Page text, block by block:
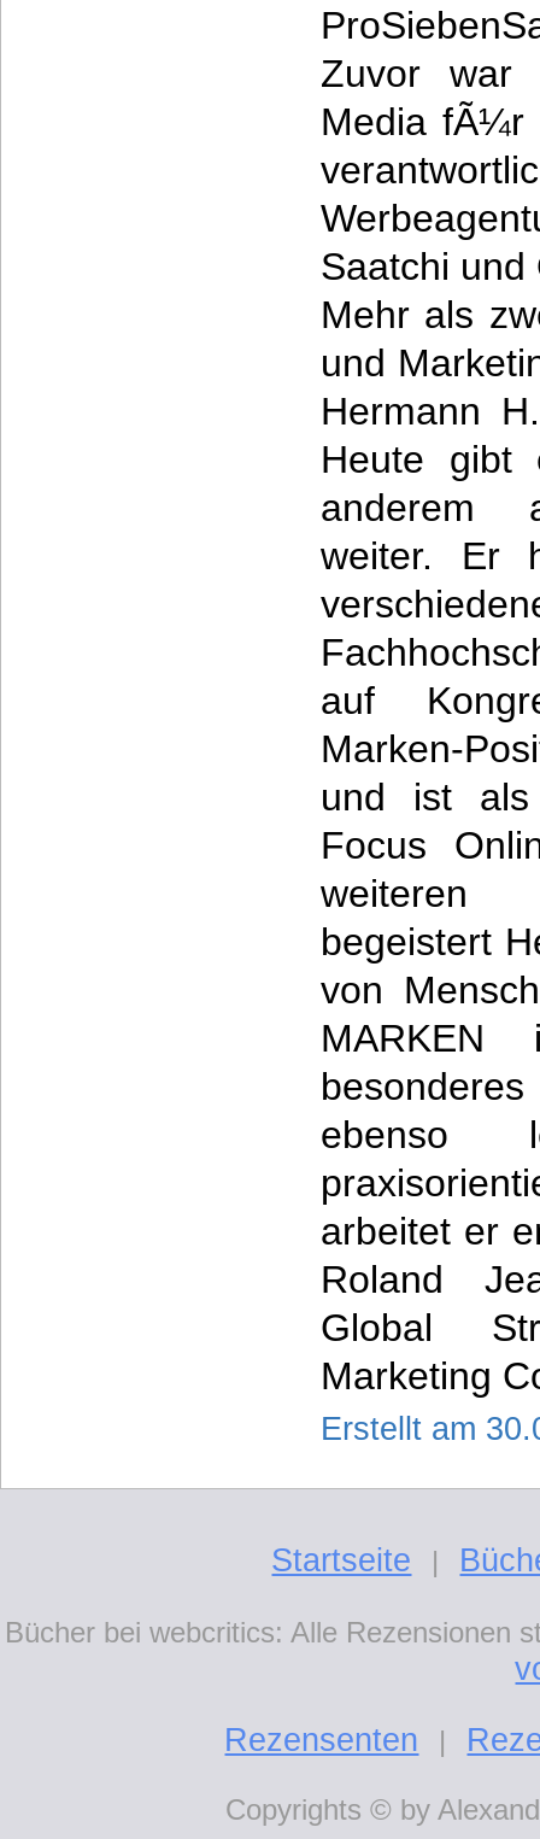
Zuvor war
Media fÃ¼r
Saatchi und
Mehr als
und
Hermann
Heute gibt
anderem
weiter. Er
auf
Marken-
und ist als
Focus
weiteren
begeistert
von
ebenso
arbeitet er
Roland
Global
Marketing
Erstellt am
Startseite |
Bücher bei webcritics: Alle Rezensionen
Rezensenten
|
Copyrights © by